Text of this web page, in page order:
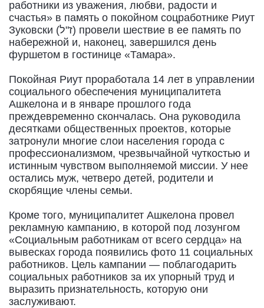
работники из уважения, любви, радости и
счастья» в память о покойном соцработнике Риут
Зуковски (ז"ל) провели шествие в ее память по
набережной и, наконец, завершился день
фуршетом в гостинице «Тамара».
Покойная Риут проработала 14 лет в управлении
социального обеспечения муниципалитета
Ашкелона и в январе прошлого года
преждевременно скончалась. Она руководила
десятками общественных проектов, которые
затронули многие слои населения города с
профессионализмом, чрезвычайной чуткостью и
истинным чувством выполняемой миссии. У нее
остались муж, четверо детей, родители и
скорбящие члены семьи.
Кроме того, муниципалитет Ашкелона провел
рекламную кампанию, в которой под лозунгом
«Социальным работникам от всего сердца» на
вывесках города появились фото 11 социальных
работников. Цель кампании — поблагодарить
социальных работников за их упорный труд и
выразить признательность, которую они
заслуживают.